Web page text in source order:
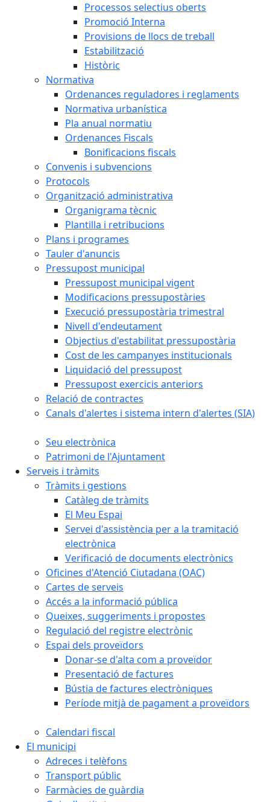
Processos selectius oberts
Promoció Interna
Provisions de llocs de treball
Estabilització
Històric
Normativa
Ordenances reguladores i reglaments
Normativa urbanística
Pla anual normatiu
Ordenances Fiscals
Bonificacions fiscals
Convenis i subvencions
Protocols
Organització administrativa
Organigrama tècnic
Plantilla i retribucions
Plans i programes
Tauler d'anuncis
Pressupost municipal
Pressupost municipal vigent
Modificacions pressupostàries
Execució pressupostària trimestral
Nivell d'endeutament
Objectius d'estabilitat pressupostària
Cost de les campanyes institucionals
Liquidació del pressupost
Pressupost exercicis anteriors
Relació de contractes
Canals d'alertes i sistema intern d'alertes (SIA)
Seu electrònica
Patrimoni de l'Ajuntament
Serveis i tràmits
Tràmits i gestions
Catàleg de tràmits
El Meu Espai
Servei d'assistència per a la tramitació
electrònica
Verificació de documents electrònics
Oficines d'Atenció Ciutadana (OAC)
Cartes de serveis
Accés a la informació pública
Queixes, suggeriments i propostes
Regulació del registre electrònic
Espai dels proveïdors
Donar-se d'alta com a proveïdor
Presentació de factures
Bústia de factures electròniques
Període mitjà de pagament a proveïdors
Calendari fiscal
El municipi
Adreces i telèfons
Transport públic
Farmàcies de guàrdia